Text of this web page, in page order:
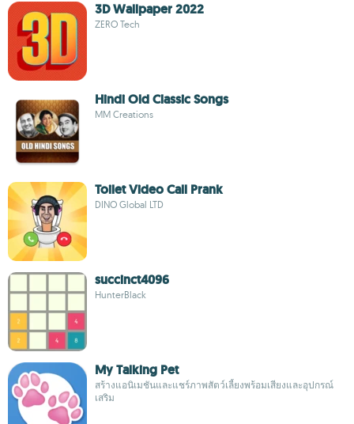
3D Wallpaper 2022
ZERO Tech
Hindi Old Classic Songs
MM Creations
Toilet Video Call Prank
DINO Global LTD
succinct4096
HunterBlack
My Talking Pet
สร้างแอนิเมชันและแชร์ภาพสัตว์เลี้ยงพร้อมเสียงและอุปกรณ์
เสริม